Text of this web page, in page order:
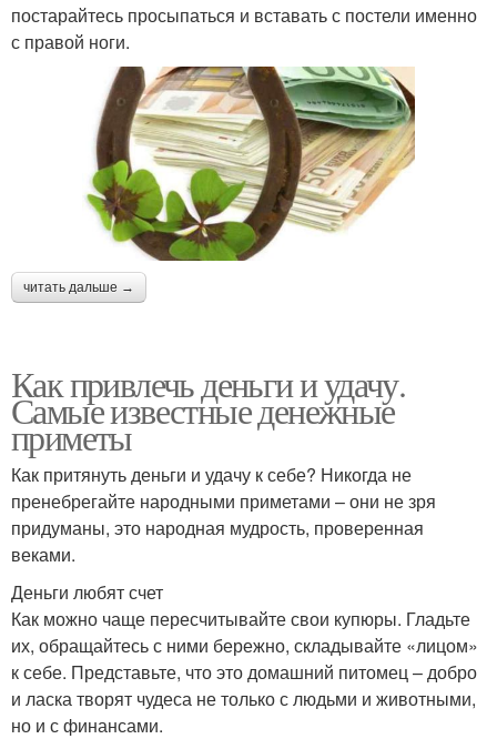
постарайтесь просыпаться и вставать с постели именно
с правой ноги.
читать дальше →
Как привлечь деньги и удачу.
Самые известные денежные
приметы
Как притянуть деньги и удачу к себе? Никогда не
пренебрегайте народными приметами – они не зря
придуманы, это народная мудрость, проверенная
веками.
Деньги любят счет
Как можно чаще пересчитывайте свои купюры. Гладьте
их, обращайтесь с ними бережно, складывайте «лицом»
к себе. Представьте, что это домашний питомец – добро
и ласка творят чудеса не только с людьми и животными,
но и с финансами.